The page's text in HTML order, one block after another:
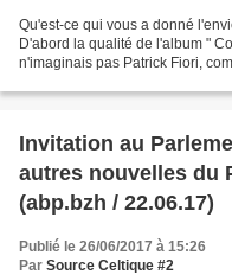
Qu'est-ce qui vous a donné
D'abord la qualité de l'album "
n'imaginais pas Patrick Fiori,
Invitation au
autres nouvelles du
(abp.bzh / 22.06.17)
Publié le 26/06/2017 à 15:26
Par Source Celtique #2